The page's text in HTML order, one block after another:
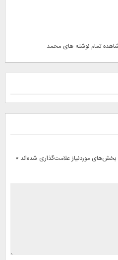
محمد
بخش‌های موردنیاز علامت‌گذاری شده‌اند*